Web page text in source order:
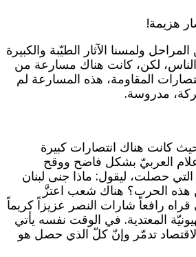
هزيمة!
ولمسنا الآثار الطيّبة والكبيرة
لكن، كانت هناك مسارعة من
المقاومة، هذه المسارعة لم
مدروسة.
كانت هناك انتصارات كبيرة
العربيّ بشكل فاضح ووقح
حصلت، ليقول: ماذا جنى لبنان
هذه الحرب؟ هناك شعب اعتزَّ
قراه رافعاً شارات النصر عزيزاً كريماً
المعتدية. في الوقت نفسه يأتي
تدمّر وإنّ كلّ الذي حصل هو